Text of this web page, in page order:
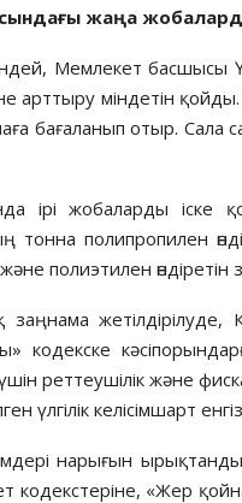
жаңа
Мемлекет басшысы
міндетін қойды.
бағаланып отыр. Сала
ірі жобаларды
полипропилен
полиэтилен
кодекске
реттеушілік және
үлгілік келісімшарт
нарығын
кодекстеріне, «Жер